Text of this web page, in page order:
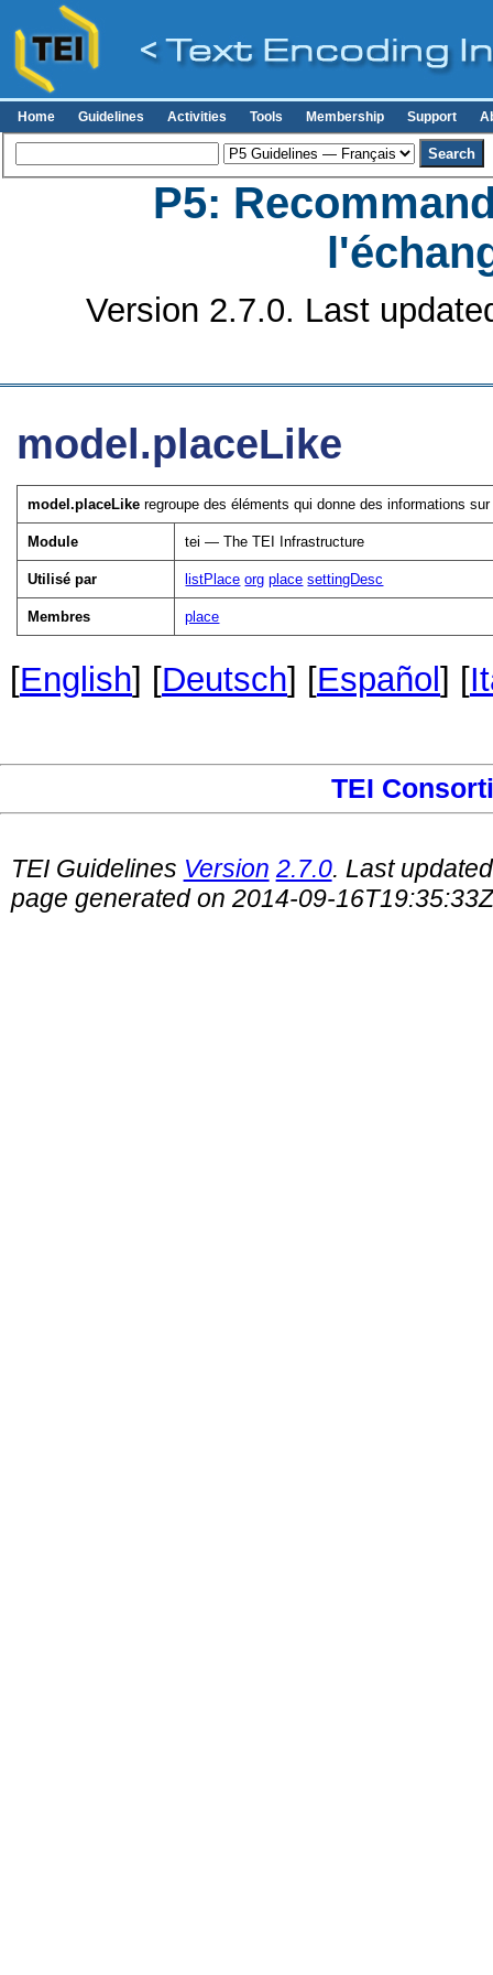
Home Guidelines Activities Tools Membership Support
P5:
Version 2.7.0. Last
model.placeLike
model.placeLike regroupe des éléments qui donne des informations
Module tei — The TEI Infrastructure
Utilisé par listPlace org place settingDesc
Membres place
[English] [Deutsch] [Español ] [
TEI
TEI Guidelines Version 2.7.0. Last
page generated on 2014-09-16T19:35:33Z